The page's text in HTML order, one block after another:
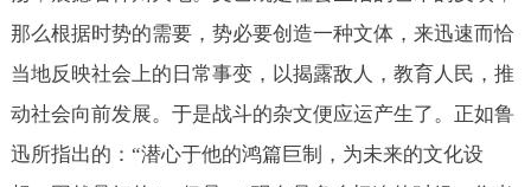
那么根据时势的需要，势必要创造一种文体，来迅速而恰
当地反映社会上的日常事变，以揭露敌人，教育人民，推
动社会向前发展。于是战斗的杂文便应运产生了。正如鲁
迅所指出的：“潜心于他的鸿篇巨制，为未来的文化设